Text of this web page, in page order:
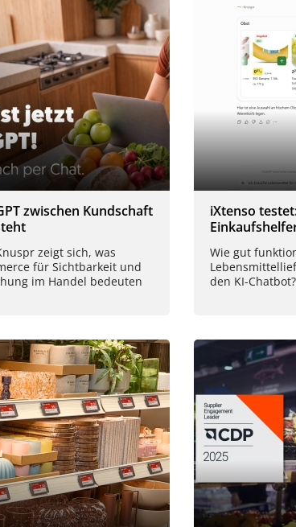
zwischen Kundschaft
zeigt sich, was
für Sichtbarkeit und
im Handel bedeuten
iXtenso
Wie gut
den KI-Chatbot?